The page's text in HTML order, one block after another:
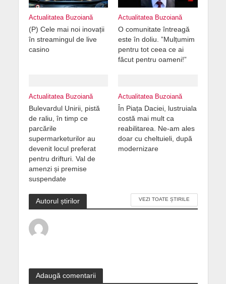
Actualitatea Buzoiană
(P) Cele mai noi inovații
în streamingul de live
casino
Actualitatea Buzoiană
O comunitate întreagă
este în doliu. ”Mulțumim
pentru tot ceea ce ai
făcut pentru oameni!”
Actualitatea Buzoiană
Bulevardul Unirii, pistă
de raliu, în timp ce
parcările
supermarketurilor au
devenit locul preferat
pentru drifturi. Val de
amenzi și premise
suspendate
Actualitatea Buzoiană
În Piața Daciei, lustruiala
costă mai mult ca
reabilitarea. Ne-am ales
doar cu cheltuieli, după
modernizare
Autorul știrilor VEZI TOATE ȘTIRILE
Adaugă comentarii